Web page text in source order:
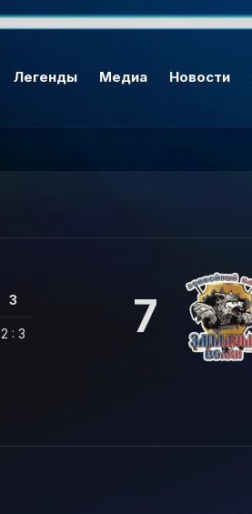
Легенды Медиа Новости
3
2 : 3 7